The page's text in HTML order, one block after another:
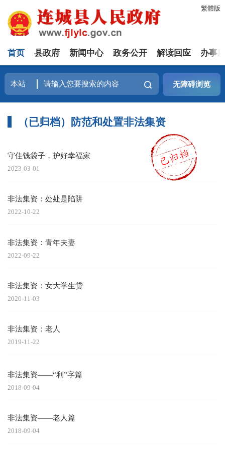
繁體版
首页 县政府 新闻中心 政务公开 解读回应 办事
无障碍浏览
（已归档）防范和处置非法集资
守住钱袋子，护好幸福家
2023-03-01
非法集资：处处是陷阱
2022-10-22
非法集资：青年夫妻
2022-09-22
非法集资：女大学生贷
2020-11-03
非法集资：老人
2019-11-22
非法集资——“利”字篇
2018-09-04
非法集资——老人篇
2018-09-04